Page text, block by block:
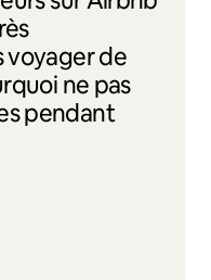
voyager de
ne pas
pendant